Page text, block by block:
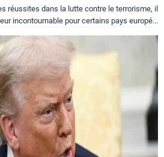
réussites dans la lutte contre le terrorisme, il
incontournable pour certains pays europé...